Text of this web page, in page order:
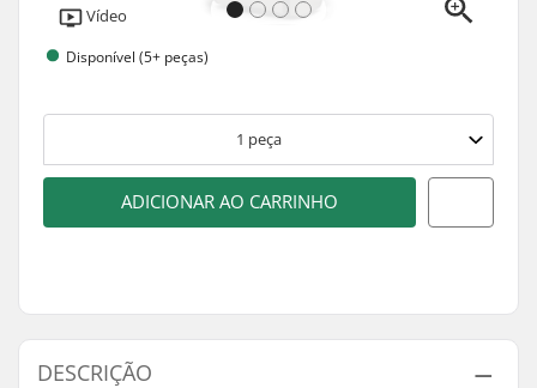
Vídeo
Disponível (5+ peças)
1 peça
ADICIONAR AO CARRINHO
DESCRIÇÃO